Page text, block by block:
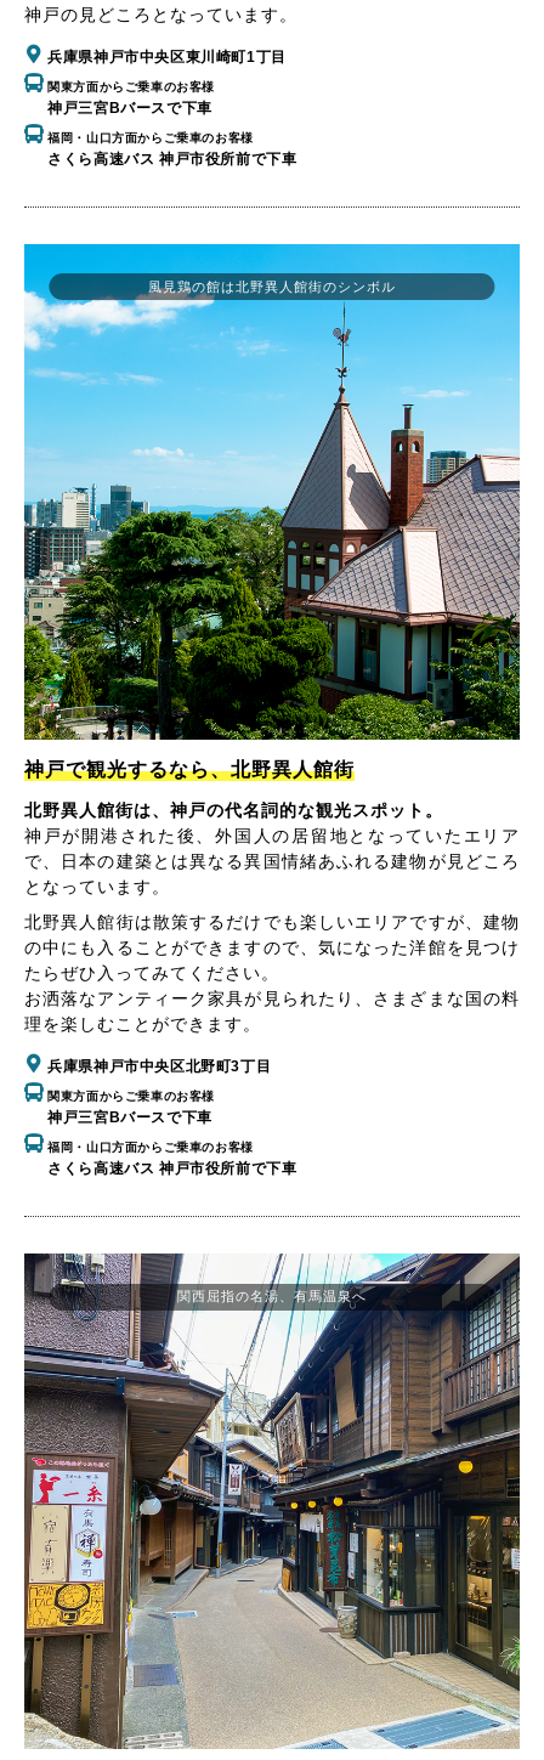
神戸の見どころとなっています。
兵庫県神戸市中央区東川崎町1丁目
関東方面からご乗車のお客様
神戸三宮Bバースで下車
福岡・山口方面からご乗車のお客様
さくら高速バス 神戸市役所前で下車
神戸で観光するなら、北野異人館街
北野異人館街は、神戸の代名詞的な観光スポット。
神戸が開港された後、外国人の居留地となっていたエリア
で、日本の建築とは異なる異国情緒あふれる建物が見どころ
となっています。
北野異人館街は散策するだけでも楽しいエリアですが、建物
の中にも入ることができますので、気になった洋館を見つけ
たらぜひ入ってみてください。
お洒落なアンティーク家具が見られたり、さまざまな国の料
理を楽しむことができます。
兵庫県神戸市中央区北野町3丁目
関東方面からご乗車のお客様
神戸三宮Bバースで下車
福岡・山口方面からご乗車のお客様
さくら高速バス 神戸市役所前で下車
風見鶏の館は北野異人館街のシンボル
関西屈指の名湯、有馬温泉へ